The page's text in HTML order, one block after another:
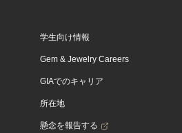
学生向け情報
Gem & Jewelry Careers
GIAでのキャリア
所在地
懸念を報告する